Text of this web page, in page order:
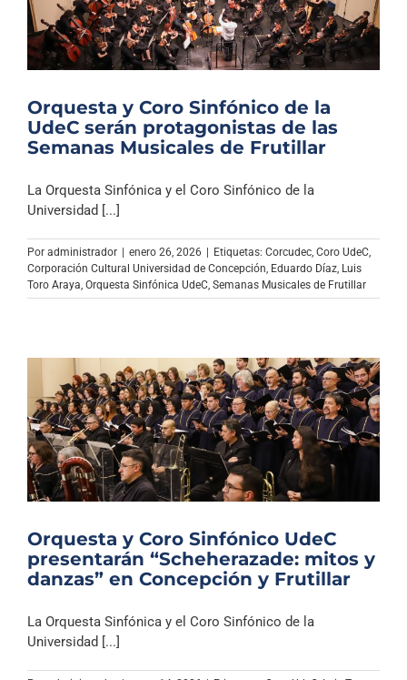
Orquesta y Coro Sinfónico de la
UdeC serán protagonistas de las
Semanas Musicales de Frutillar
La Orquesta Sinfónica y el Coro Sinfónico de la
Universidad [...]
Por administrador enero 26, 2026 Etiquetas: Corcudec, Coro UdeC,
Corporación Cultural Universidad de Concepción, Eduardo Díaz, Luis
Toro Araya, Orquesta Sinfónica UdeC, Semanas Musicales de Frutillar
Orquesta y Coro Sinfónico UdeC
presentarán “Scheherazade: mitos y
danzas” en Concepción y Frutillar
La Orquesta Sinfónica y el Coro Sinfónico de la
Universidad [...]